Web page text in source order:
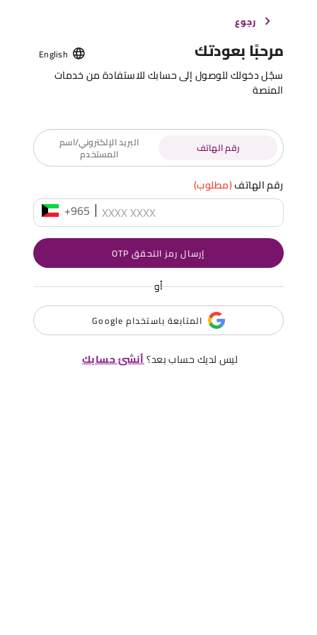
رجوع
مرحبًا بعودتك English
سجّل دخولك للوصول إلى حسابك للاستفادة من خدمات
المنصة
رقم الهاتف البريد الإلكتروني/اسم
المستخدم
رقم الهاتف(مطلوب)
+965
إرسال رمز التحقق OTP
أو
المتابعة باستخدام Google
ليس لديك حساب بعد؟أنشئ حسابك